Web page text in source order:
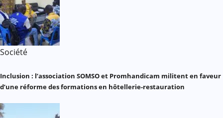
Société
Inclusion : l’association SOMSO et Promhandicam militent en faveur
d’une réforme des formations en hôtellerie-restauration